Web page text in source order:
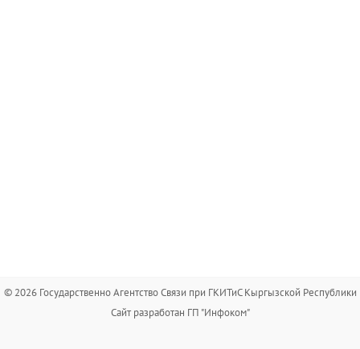
© 2026 Государственно Агентство Связи при ГКИТиС Кыргызской Республики
Сайт разработан ГП "Инфоком"